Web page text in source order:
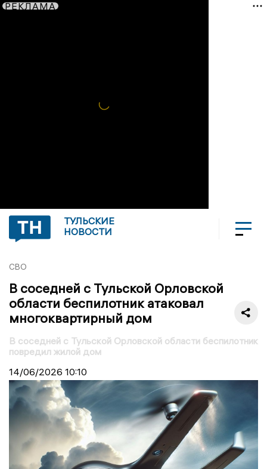
РЕКЛАМА
ТУЛЬСКИЕ
НОВОСТИ
СВО
В соседней с Тульской Орловской
области беспилотник атаковал
многоквартирный дом
В соседней с Тульской Орловской области беспилотник
повредил жилой дом
14/06/2026 10:10